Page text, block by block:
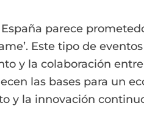
parece
Este tipo de
y la colaboración
las bases para un
y la innovación